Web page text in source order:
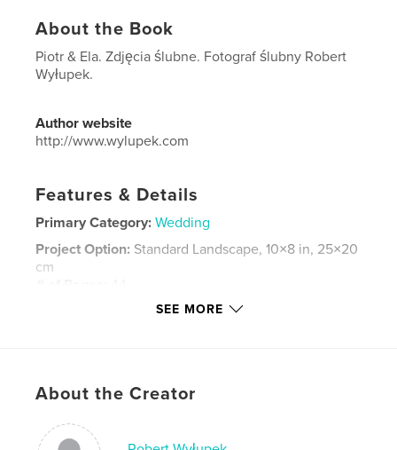
About the Book
Piotr & Ela. Zdjęcia ślubne. Fotograf ślubny Robert
Wyłupek.
Author website
http://www.wylupek.com
Features & Details
Primary Category: Wedding
Project Option: Standard Landscape, 10×8 in, 25×20
cm
Nov 21, 2014
wesele , plener ślubny
fotograf ślubny
SEE MORE
About the Creator